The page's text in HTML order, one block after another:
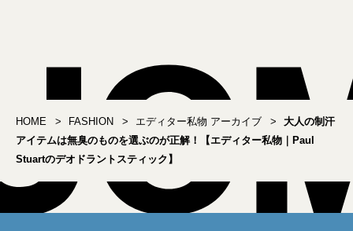
HOME FASHION エディター私物 アーカイブ
大人の制汗
アイテムは無臭のものを選ぶのが正解！【エディター私物｜Paul
Stuartのデオドラントスティック】